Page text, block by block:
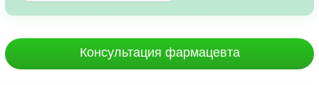
Консультация фармацевта